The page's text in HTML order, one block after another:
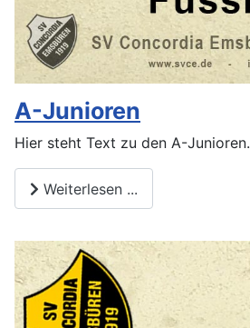
A-Junioren
Hier steht Text zu den A-Junioren.
Weiterlesen ...